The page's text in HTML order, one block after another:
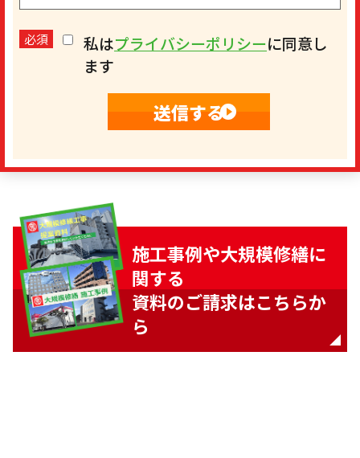
必須 私はプライバシーポリシーに同意し
ます
施工事例や大規模修繕に
関する
資料のご請求はこちらか
ら